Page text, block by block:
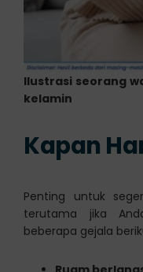
Ilustrasi seorang
kelamin
Kapan
Penting untuk
terutama jika
beberapa gejala